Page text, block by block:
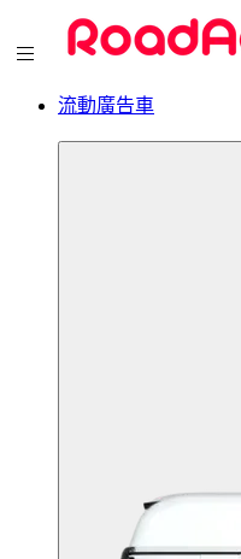
流動廣告車